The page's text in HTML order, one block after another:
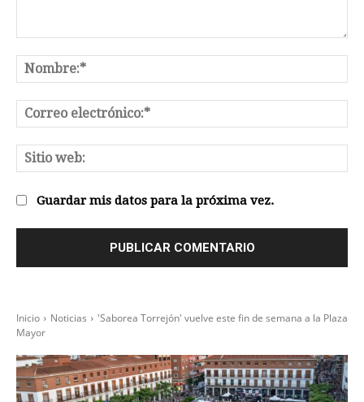
Guardar mis datos para la próxima vez.